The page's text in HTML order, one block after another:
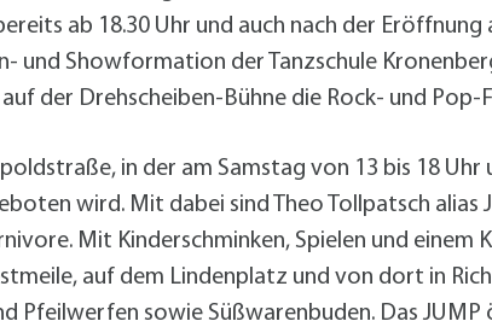
Veranstaltungskalender
Veranstaltungskalender
Veranstaltungskalender
Förderprogramme Mobilität
Veranstaltungskalender
Veranstaltungskalender
ab 18.30 Uhr und auch nach der
und Showformation der Tanzschule
der Drehscheiben-Bühne die Rock- und Pop-
in der am Samstag von 13 bis 18
wird. Mit dabei sind Theo Tollpatsch alias
Mit Kinderschminken, Spielen und einem
auf dem Lindenplatz und von dort in
Pfeilwerfen sowie Süßwarenbuden. Das